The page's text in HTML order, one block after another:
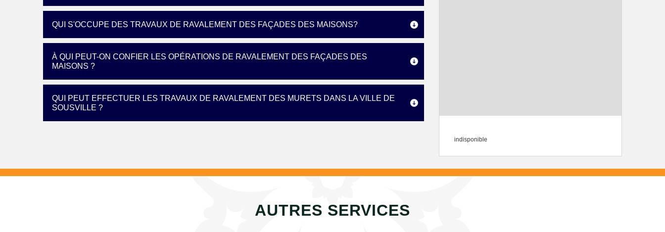
QUI S'OCCUPE DES TRAVAUX DE RAVALEMENT DES FAÇADES DES MAISONS?
À QUI PEUT-ON CONFIER LES OPÉRATIONS DE RAVALEMENT DES FAÇADES DES
MAISONS ?
QUI PEUT EFFECTUER LES TRAVAUX DE RAVALEMENT DES MURETS DANS LA VILLE DE
SOUSVILLE ?
indisponible
AUTRES SERVICES